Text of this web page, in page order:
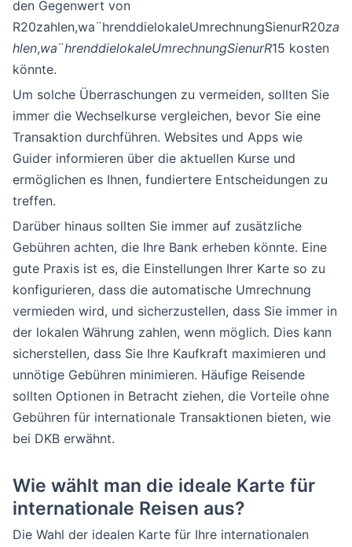
den Gegenwert von
R20zahlen,wa¨hrenddielokaleUmrechnungSienurR20za
hlen,wa¨hrenddielokaleUmrechnungSienurR15 kosten
könnte.
Um solche Überraschungen zu vermeiden, sollten Sie
immer die Wechselkurse vergleichen, bevor Sie eine
Transaktion durchführen. Websites und Apps wie
Guider informieren über die aktuellen Kurse und
ermöglichen es Ihnen, fundiertere Entscheidungen zu
treffen.
Darüber hinaus sollten Sie immer auf zusätzliche
Gebühren achten, die Ihre Bank erheben könnte. Eine
gute Praxis ist es, die Einstellungen Ihrer Karte so zu
konfigurieren, dass die automatische Umrechnung
vermieden wird, und sicherzustellen, dass Sie immer in
der lokalen Währung zahlen, wenn möglich. Dies kann
sicherstellen, dass Sie Ihre Kaufkraft maximieren und
unnötige Gebühren minimieren. Häufige Reisende
sollten Optionen in Betracht ziehen, die Vorteile ohne
Gebühren für internationale Transaktionen bieten, wie
bei DKB erwähnt.
Wie wählt man die ideale Karte für
internationale Reisen aus?
Die Wahl der idealen Karte für Ihre internationalen